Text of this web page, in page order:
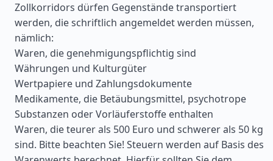
Zollkorridors dürfen Gegenstände transportiert
werden, die schriftlich angemeldet werden müssen,
nämlich:
Waren, die genehmigungspflichtig sind
Währungen und Kulturgüter
Wertpapiere und Zahlungsdokumente
Medikamente, die Betäubungsmittel, psychotrope
Substanzen oder Vorläuferstoffe enthalten
Waren, die teurer als 500 Euro und schwerer als 50 kg
sind. Bitte beachten Sie! Steuern werden auf Basis des